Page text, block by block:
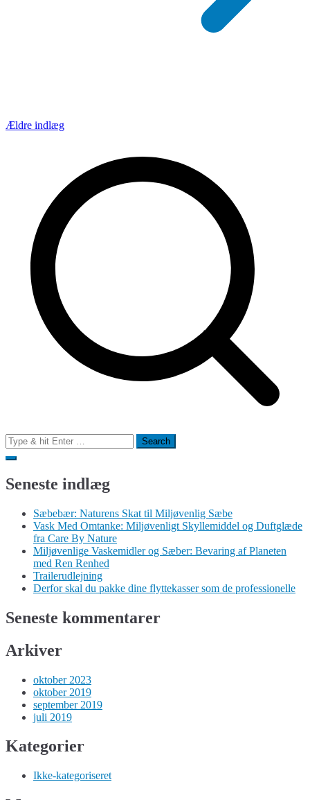
Navigation
Ældre indlæg
Search
for:
Seneste indlæg
Sæbebær: Naturens Skat til Miljøvenlig Sæbe
Vask Med Omtanke: Miljøvenligt Skyllemiddel og Duftglæde
fra Care By Nature
Miljøvenlige Vaskemidler og Sæber: Bevaring af Planeten
med Ren Renhed
Trailerudlejning
Derfor skal du pakke dine flyttekasser som de professionelle
Seneste kommentarer
Arkiver
oktober 2023
oktober 2019
september 2019
juli 2019
Kategorier
Ikke-kategoriseret